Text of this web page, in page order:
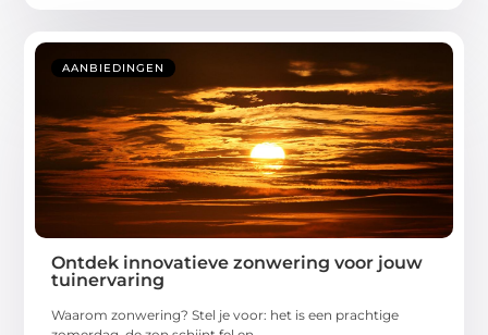
AANBIEDINGEN
Ontdek innovatieve zonwering voor jouw
tuinervaring
Waarom zonwering? Stel je voor: het is een prachtige